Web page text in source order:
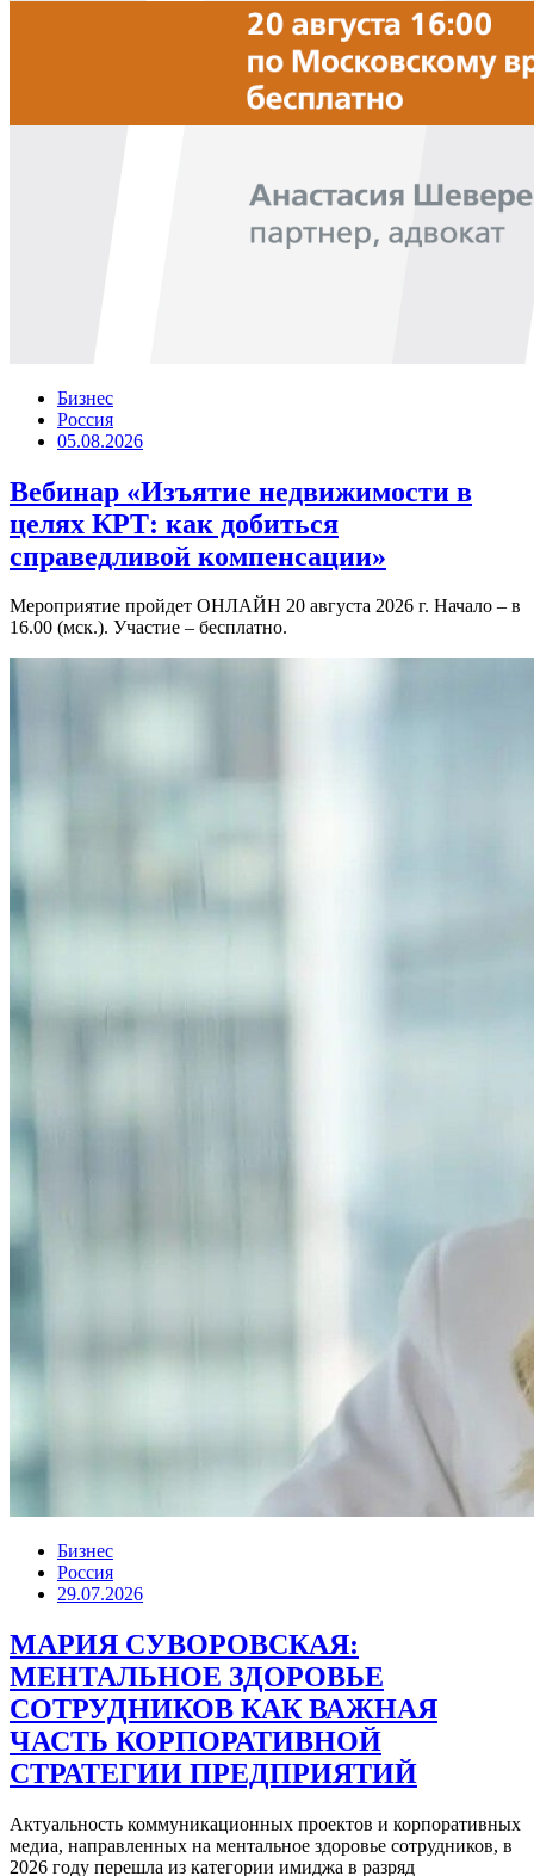
Бизнес
Россия
05.08.2026
Вебинар «Изъятие недвижимости в
целях КРТ: как добиться
справедливой компенсации»
Мероприятие пройдет ОНЛАЙН 20 августа 2026 г. Начало – в
16.00 (мск.). Участие – бесплатно.
Бизнес
Россия
29.07.2026
МАРИЯ СУВОРОВСКАЯ:
МЕНТАЛЬНОЕ ЗДОРОВЬЕ
СОТРУДНИКОВ КАК ВАЖНАЯ
ЧАСТЬ КОРПОРАТИВНОЙ
СТРАТЕГИИ ПРЕДПРИЯТИЙ
Актуальность коммуникационных проектов и корпоративных
медиа, направленных на ментальное здоровье сотрудников, в
2026 году перешла из категории имиджа в разряд